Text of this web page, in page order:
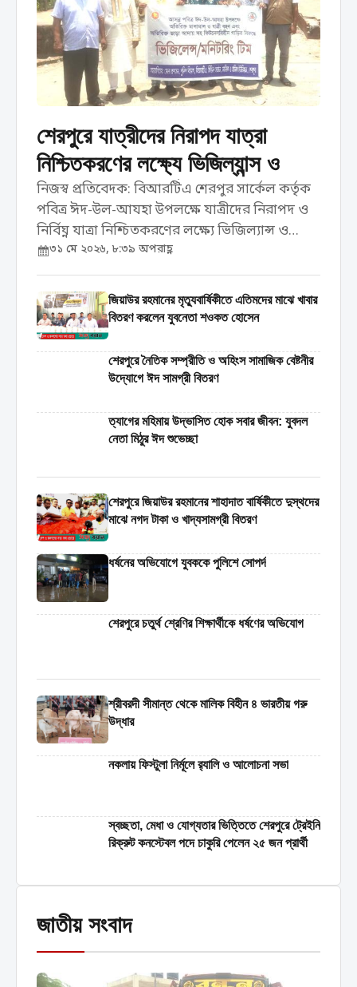
শেরপুরে যাত্রীদের নিরাপদ যাত্রা
নিশ্চিতকরণের লক্ষ্যে ভিজিল্যান্স ও
সচেতনতামূলক কার্যক্রম করেছে
বিআরটিএ
নিজস্ব প্রতিবেদক: বিআরটিএ শেরপুর সার্কেল কর্তৃক
পবিত্র ঈদ-উল-আযহা উপলক্ষে যাত্রীদের নিরাপদ ও
নির্বিঘ্ন যাত্রা নিশ্চিতকরণের লক্ষ্যে ভিজিল্যান্স ও
সচেতনতামূলক কার্যক্রম পরিচালনা করা হয়েছে।
রবিবার ৩১ মে দিনব্যাপী শহরের বিভিন্ন পয়েন্টে এ
কার্যক্রম পরিচালনা করা হয়। ...
৩১ মে ২০২৬, ৮:৩৯ অপরাহ্ণ
জিয়াউর রহমানের মৃত্যুবার্ষিকীতে এতিমদের মাঝে খাবার
বিতরণ করলেন যুবনেতা শওকত হোসেন
শেরপুরে নৈতিক সম্প্রীতি ও অহিংস সামাজিক বেষ্টনীর
উদ্যোগে ঈদ সামগ্রী বিতরণ
‎ত্যাগের মহিমায় উদ্ভাসিত হোক সবার জীবন: যুবদল
নেতা মিঠুর ঈদ শুভেচ্ছা
শেরপুরে জিয়াউর রহমানের শাহাদাত বার্ষিকীতে দুস্থদের
মাঝে নগদ টাকা ও খাদ্যসামগ্রী বিতরণ
ধর্ষনের অভিযোগে যুবককে পুলিশে সোপর্দ
শেরপুরে চতুর্থ শ্রেণির শিক্ষার্থীকে ধর্ষণের অভিযোগ
শ্রীবরদী সীমান্ত থেকে মালিক বিহীন ৪ ভারতীয় গরু
উদ্ধার
নকলায় ফিস্টুলা নির্মূলে র‍্যালি ও আলোচনা সভা
স্বচ্ছতা, মেধা ও যোগ্যতার ভিত্তিতে শেরপুরে ট্রেইনি
রিক্রুট কনস্টেবল পদে চাকুরি পেলেন ২৫ জন প্রার্থী
জাতীয় সংবাদ